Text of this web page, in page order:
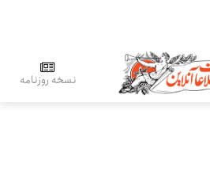
نسخه روزنامه